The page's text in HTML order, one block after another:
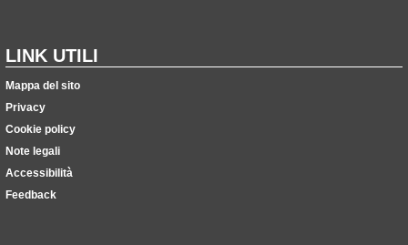
LINK UTILI
Mappa del sito
Privacy
Cookie policy
Note legali
Accessibilità
Feedback